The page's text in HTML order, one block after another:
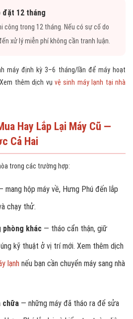
đặt 12 tháng
công trong 12 tháng. Nếu có sự cố do
xử lý miễn phí không cần tranh luận.
máy định kỳ 3–6 tháng/lần để máy hoạt
thêm dịch vụ vệ sinh máy lạnh tại nhà
Hay Lắp Lại Máy Cũ —
Cả Hai
trong các trường hợp:
mang hộp máy về, Hưng Phú đến lắp
chạy thử.
phòng khác— tháo cẩn thận, giữ
kỹ thuật ở vị trí mới. Xem thêm dịch
lạnhnếu bạn cần chuyển máy sang nhà
chữa— những máy đã tháo ra để sửa